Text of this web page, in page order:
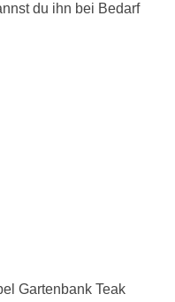
du ihn bei Bedarf